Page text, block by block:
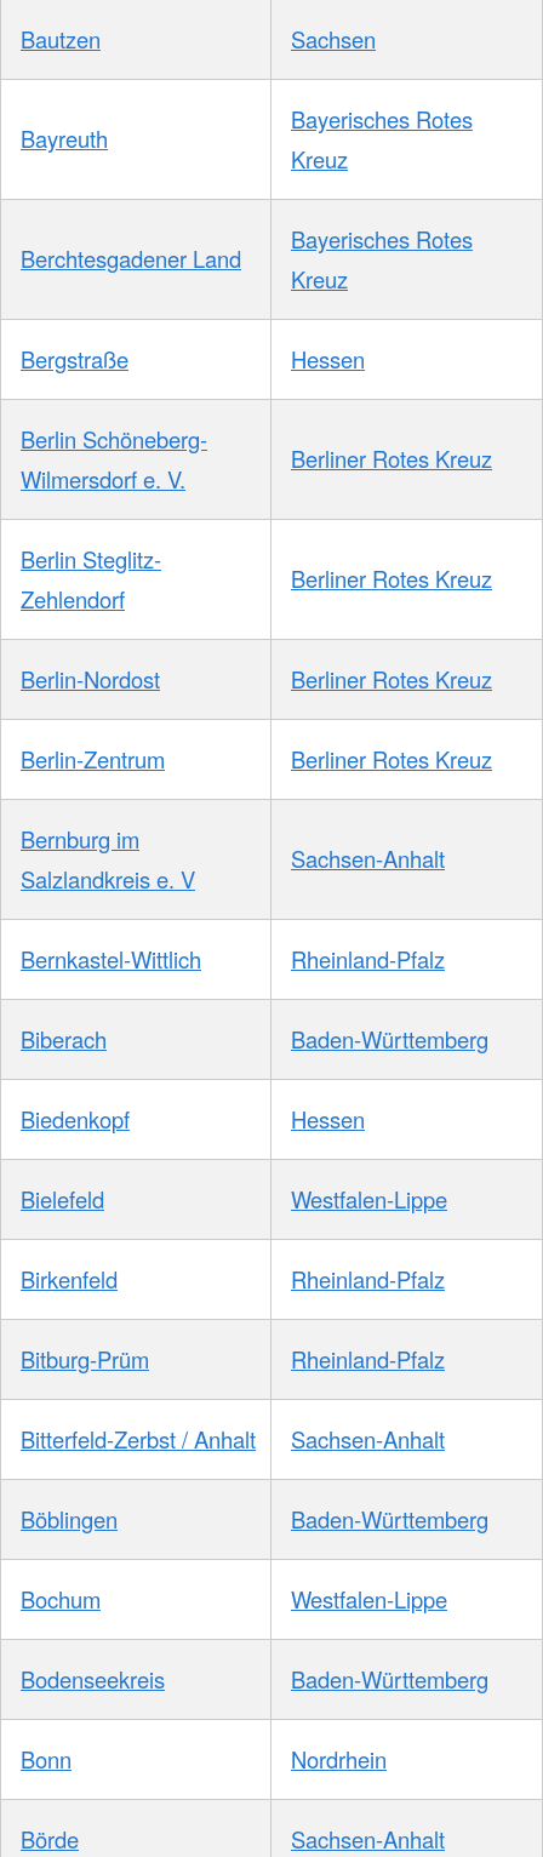
Bautzen Sachsen
Bayreuth
Bayerisches Rotes
Kreuz
Berchtesgadener Land
Bayerisches Rotes
Kreuz
Bergstraße Hessen
Berlin Schöneberg-
Wilmersdorf e. V.
Berliner Rotes Kreuz
Berlin Steglitz-
Zehlendorf
Berliner Rotes Kreuz
Berlin-Nordost Berliner Rotes Kreuz
Berlin-Zentrum Berliner Rotes Kreuz
Bernburg im
Salzlandkreis e. V
Sachsen-Anhalt
Bernkastel-Wittlich Rheinland-Pfalz
Biberach Baden-Württemberg
Biedenkopf Hessen
Bielefeld Westfalen-Lippe
Birkenfeld Rheinland-Pfalz
Bitburg-Prüm Rheinland-Pfalz
Bitterfeld-Zerbst / Anhalt Sachsen-Anhalt
Böblingen Baden-Württemberg
Bochum Westfalen-Lippe
Bodenseekreis Baden-Württemberg
Bonn Nordrhein
Börde Sachsen-Anhalt